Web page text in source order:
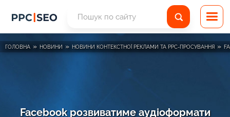
ГОЛОВНА » НОВИНИ » НОВИНИ КОНТЕКСТНОЇ РЕКЛАМИ ТА PPC-ПРОСУВАННЯ »
Facebook розвиватиме аудіоформати